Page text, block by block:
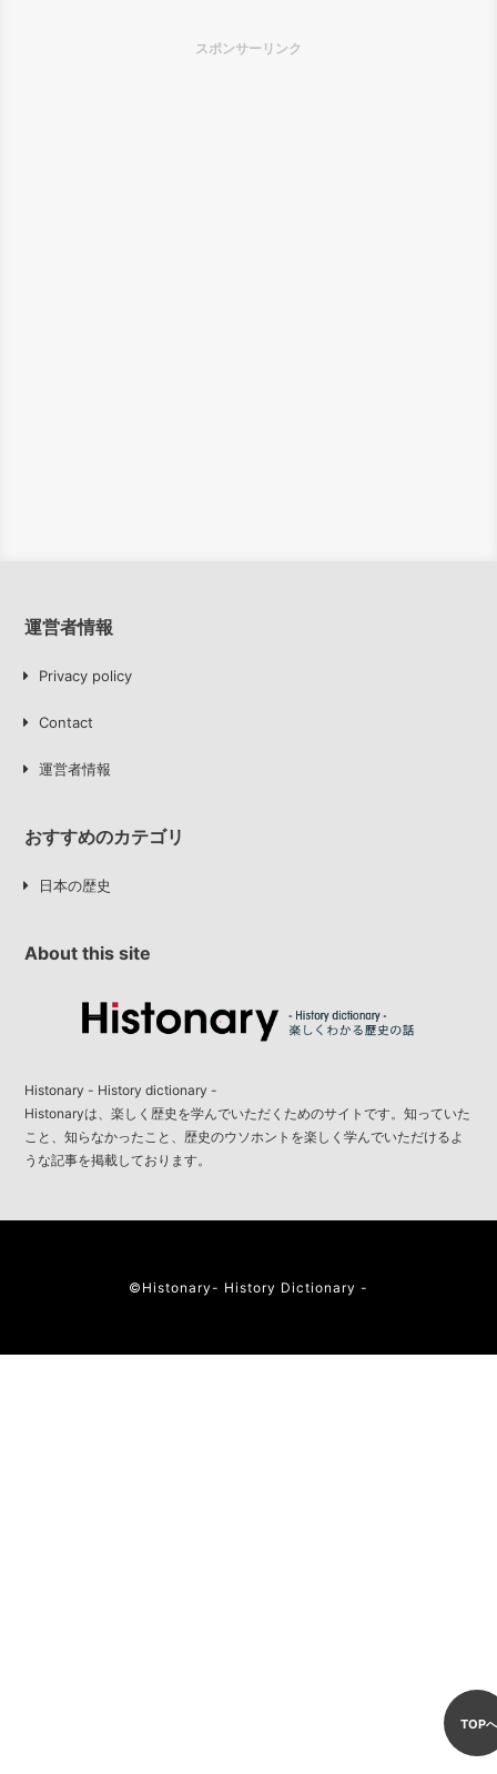
スポンサーリンク
運営者情報
Privacy policy
Contact
運営者情報
おすすめのカテゴリ
日本の歴史
About this site
Histonary - History dictionary -
Histonaryは、楽しく歴史を学んでいただくためのサイトです。知っていた
こと、知らなかったこと、歴史のウソホントを楽しく学んでいただけるよ
うな記事を掲載しております。
TOPへ
©︎Histonary- History Dictionary -